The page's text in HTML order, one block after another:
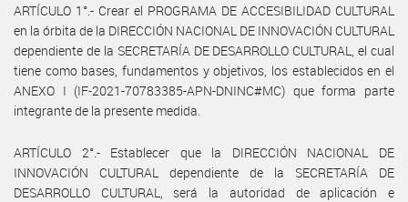
ARTÍCULO 1°.- Crear el PROGRAMA DE ACCESIBILIDAD CULTURAL
en la órbita de la DIRECCIÓN NACIONAL DE INNOVACIÓN CULTURAL
dependiente de la SECRETARÍA DE DESARROLLO CULTURAL, el cual
tiene como bases, fundamentos y objetivos, los establecidos en el
ANEXO I (IF-2021-70783385-APN-DNINC#MC) que forma parte
integrante de la presente medida.
ARTÍCULO 2°.- Establecer que la DIRECCIÓN NACIONAL DE
INNOVACIÓN CULTURAL dependiente de la SECRETARÍA DE
DESARROLLO CULTURAL, será la autoridad de aplicación e